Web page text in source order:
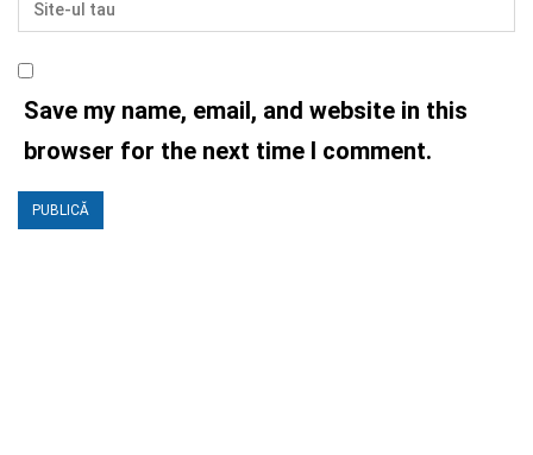
Save my name, email, and website in this
browser for the next time I comment.